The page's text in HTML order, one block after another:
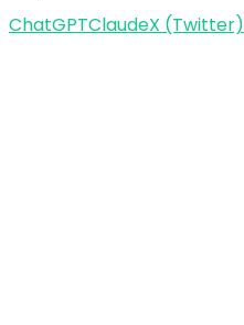
ChatGPTClaudeX (Twitter)